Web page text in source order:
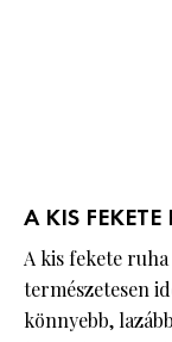
A KIS
A kis fekete
természetesen
könnyebb,